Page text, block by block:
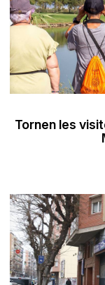
Tornen les